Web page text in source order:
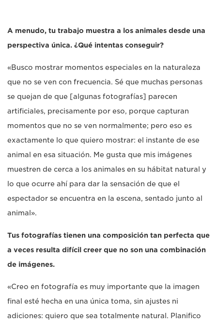
A menudo, tu trabajo muestra a los animales desde una
perspectiva única. ¿Qué intentas conseguir?
«Busco mostrar momentos especiales en la naturaleza
que no se ven con frecuencia. Sé que muchas personas
se quejan de que [algunas fotografías] parecen
artificiales, precisamente por eso, porque capturan
momentos que no se ven normalmente; pero eso es
exactamente lo que quiero mostrar: el instante de ese
animal en esa situación. Me gusta que mis imágenes
muestren de cerca a los animales en su hábitat natural y
lo que ocurre ahí para dar la sensación de que el
espectador se encuentra en la escena, sentado junto al
animal».
Tus fotografías tienen una composición tan perfecta que
a veces resulta difícil creer que no son una combinación
de imágenes.
«Creo en fotografía es muy importante que la imagen
final esté hecha en una única toma, sin ajustes ni
adiciones: quiero que sea totalmente natural. Planifico